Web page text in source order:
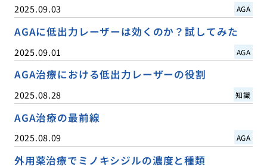
2025.09.03 AGA
AGAに低出力レーザーは効くのか？試してみた
2025.09.01 AGA
AGA治療における低出力レーザーの役割
2025.08.28 知識
AGA治療の最前線
2025.08.09 AGA
外用薬治療でミノキシジルの濃度と種類